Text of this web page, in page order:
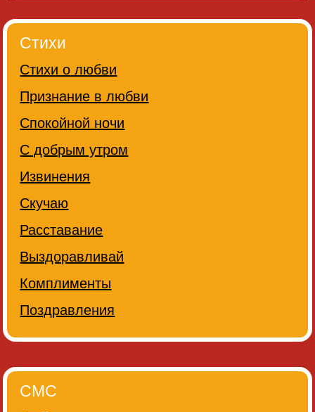
Стихи
Стихи о любви
Признание в любви
Спокойной ночи
С добрым утром
Извинения
Скучаю
Расставание
Выздоравливай
Комплименты
Поздравления
СМС